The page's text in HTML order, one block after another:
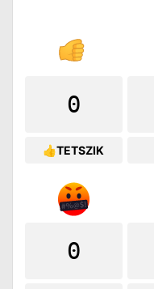
0
👍TETSZIK
0